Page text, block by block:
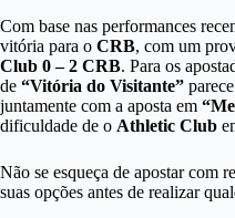
Com base nas performances
vitória para o CRB, com um
Club 0 – 2 CRB. Para os
de “Vitória do Visitante”
juntamente com a aposta em
dificuldade de o Athletic Club
Não se esqueça de apostar com
suas opções antes de realizar